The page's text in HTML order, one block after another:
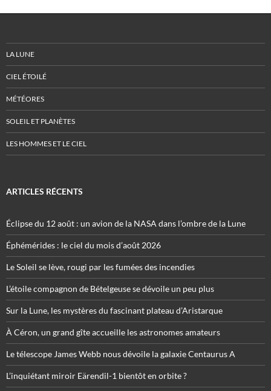
LA LUNE
CIEL ÉTOILÉ
MÉTÉORES
SOLEIL ET PLANÈTES
LES HOMMES ET LE CIEL
ARTICLES RÉCENTS
Éclipse du 12 août : un avion de la NASA dans l’ombre de la Lune
Éphémérides : le ciel du mois d’août 2026
Le Soleil se lève, rougi par les fumées des incendies
L’étoile compagnon de Bételgeuse se dévoile un peu plus
Sur la Lune, les mystères du fascinant plateau d’Aristarque
À Céron, un grand gîte accueille les astronomes amateurs
Le télescope James Webb nous dévoile la galaxie Centaurus A
L’inquiétant miroir Eärendil-1 bientôt en orbite ?